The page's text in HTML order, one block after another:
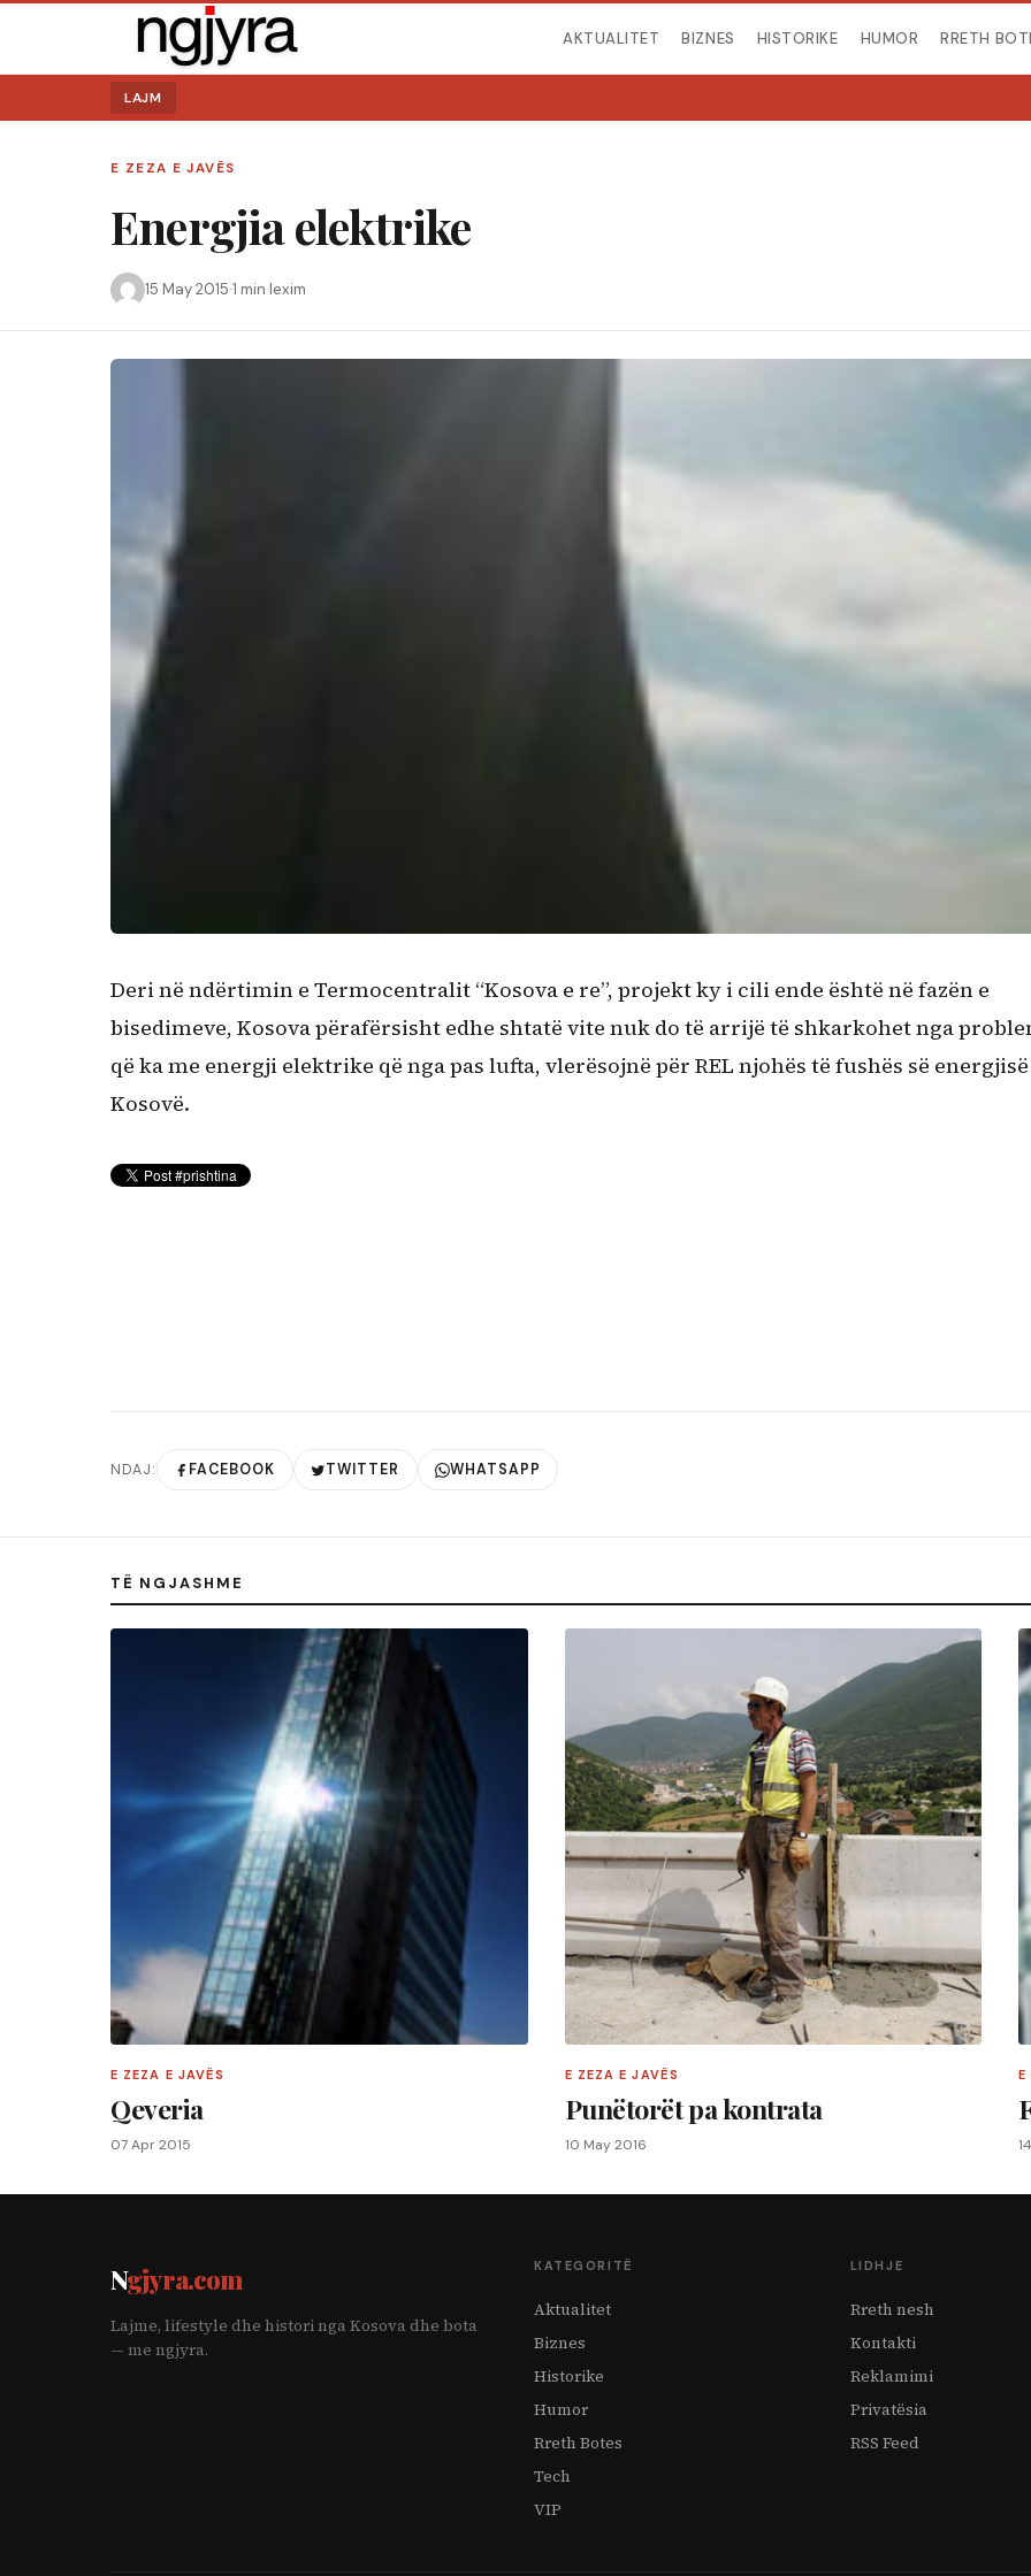
AKTUALITET BIZNES HISTORIKE HUMOR RRETH
LAJM
E ZEZA E JAVËS
Energjia elektrike
15 May 2015·1 min lexim
Deri në ndërtimin e Termocentralit “Kosova e re”, projekt ky i cili ende është në fazën e
bisedimeve, Kosova përafërsisht edhe shtatë vite nuk do të arrijë të shkarkohet nga
që ka me energji elektrike që nga pas lufta, vlerësojnë për REL njohës të fushës së
Kosovë.
NDAJ: FACEBOOK TWITTER WHATSAPP
TË NGJASHME
E ZEZA E JAVËS
Qeveria
07 Apr 2015
E ZEZA E JAVËS
Punëtorët pa kontrata
10 May 2016
E
Ngjyra.com
Lajme, lifestyle dhe histori nga Kosova dhe bota
— me ngjyra.
KATEGORITË
Aktualitet
Biznes
Historike
Humor
Rreth Botes
Tech
VIP
LIDHJE
Rreth nesh
Kontakti
Reklamimi
Privatësia
RSS Feed